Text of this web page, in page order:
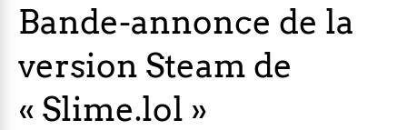
Bande-annonce de la
version Steam de
« Slime.lol »